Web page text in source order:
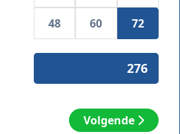
48 60 72
Volgende